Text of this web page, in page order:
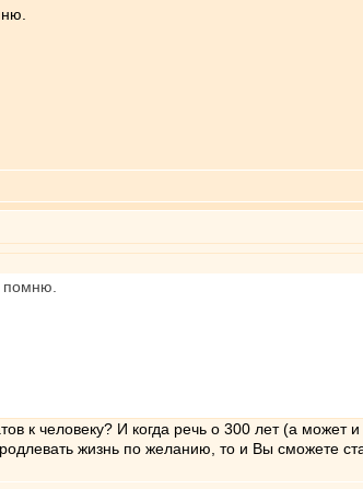
помню.
к человеку? И когда речь о 300 лет (а может
жизнь по желанию, то и Вы сможете